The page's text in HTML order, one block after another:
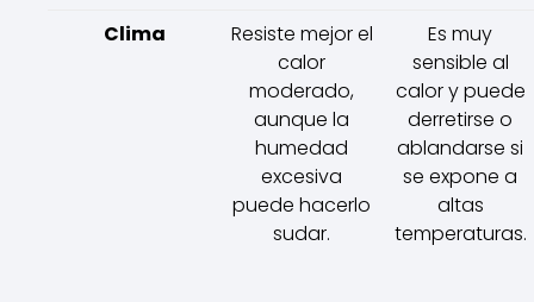
Clima
Resiste mejor el
calor
moderado,
aunque la
humedad
excesiva
puede hacerlo
sudar.
Es muy
sensible al
calor y puede
derretirse o
ablandarse si
se expone a
altas
temperaturas.